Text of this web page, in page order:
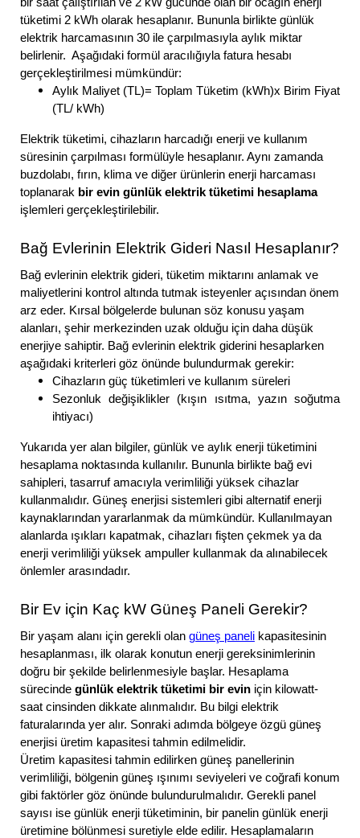
tüketimi 2 kWh olarak hesaplanır. Bununla birlikte günlük
elektrik harcamasının 30 ile çarpılmasıyla aylık miktar
belirlenir. Aşağıdaki formül aracılığıyla fatura hesabı
gerçekleştirilmesi mümkündür:
Aylık Maliyet (TL)= Toplam Tüketim (kWh)x Birim Fiyat
(TL/ kWh)
Elektrik tüketimi, cihazların harcadığı enerji ve kullanım
süresinin çarpılması formülüyle hesaplanır. Aynı zamanda
buzdolabı, fırın, klima ve diğer ürünlerin enerji harcaması
toplanarak bir evin günlük elektrik tüketimi hesaplama
işlemleri gerçekleştirilebilir.
Bağ Evlerinin Elektrik Gideri Nasıl Hesaplanır?
Bağ evlerinin elektrik gideri, tüketim miktarını anlamak ve
maliyetlerini kontrol altında tutmak isteyenler açısından önem
arz eder. Kırsal bölgelerde bulunan söz konusu yaşam
alanları, şehir merkezinden uzak olduğu için daha düşük
enerjiye sahiptir. Bağ evlerinin elektrik giderini hesaplarken
aşağıdaki kriterleri göz önünde bulundurmak gerekir:
Cihazların güç tüketimleri ve kullanım süreleri
Sezonluk değişiklikler (kışın ısıtma, yazın soğutma
ihtiyacı)
Yukarıda yer alan bilgiler, günlük ve aylık enerji tüketimini
hesaplama noktasında kullanılır. Bununla birlikte bağ evi
sahipleri, tasarruf amacıyla verimliliği yüksek cihazlar
kullanmalıdır. Güneş enerjisi sistemleri gibi alternatif enerji
kaynaklarından yararlanmak da mümkündür. Kullanılmayan
alanlarda ışıkları kapatmak, cihazları fişten çekmek ya da
enerji verimliliği yüksek ampuller kullanmak da alınabilecek
önlemler arasındadır.
Bir Ev için Kaç kW Güneş Paneli Gerekir?
Bir yaşam alanı için gerekli olan güneş paneli kapasitesinin
hesaplanması, ilk olarak konutun enerji gereksinimlerinin
doğru bir şekilde belirlenmesiyle başlar. Hesaplama
sürecinde günlük elektrik tüketimi bir evin için kilowatt-
saat cinsinden dikkate alınmalıdır. Bu bilgi elektrik
faturalarında yer alır. Sonraki adımda bölgeye özgü güneş
enerjisi üretim kapasitesi tahmin edilmelidir.
Üretim kapasitesi tahmin edilirken güneş panellerinin
verimliliği, bölgenin güneş ışınımı seviyeleri ve coğrafi konum
gibi faktörler göz önünde bulundurulmalıdır. Gerekli panel
sayısı ise günlük enerji tüketiminin, bir panelin günlük enerji
üretimine bölünmesi suretiyle elde edilir. Hesaplamaların